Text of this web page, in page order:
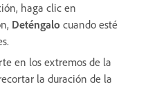
haga clic en
Deténgalo cuando esté
en los extremos de la
la duración de la